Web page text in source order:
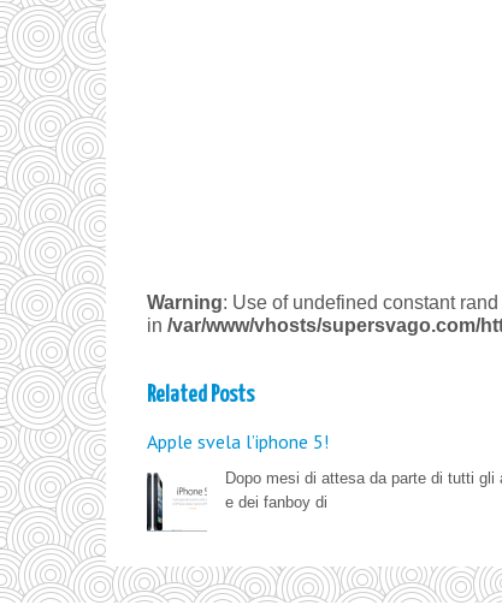
Warning: Use of undefined constant
in /var/www/vhosts/supersvago.com/
Related Posts
Apple svela l’iphone 5!
Dopo mesi di attesa da parte di tutti gli
e dei fanboy di